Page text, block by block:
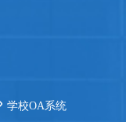
学校OA系统